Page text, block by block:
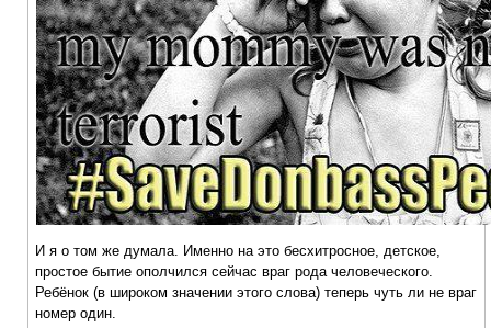
И я о том же думала. Именно на это бесхитросное, детское,
простое бытие ополчился сейчас враг рода человеческого.
Ребёнок (в широком значении этого слова) теперь чуть ли не враг
номер один.